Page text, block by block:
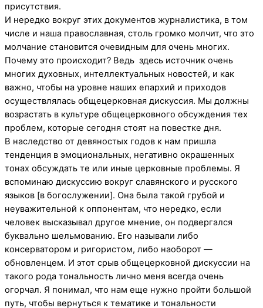
присутствия.
И нередко вокруг этих документов журналистика, в том
числе и наша православная, столь громко молчит, что это
молчание становится очевидным для очень многих.
Почему это происходит? Ведь здесь источник очень
многих духовных, интеллектуальных новостей, и как
важно, чтобы на уровне наших епархий и приходов
осуществлялась общецерковная дискуссия. Мы должны
возрастать в культуре общецерковного обсуждения тех
проблем, которые сегодня стоят на повестке дня.
В наследство от девяностых годов к нам пришла
тенденция в эмоциональных, негативно окрашенных
тонах обсуждать те или иные церковные проблемы. Я
вспоминаю дискуссию вокруг славянского и русского
языков [в богослужении]. Она была такой грубой и
неуважительной к оппонентам, что нередко, если
человек высказывал другое мнение, он подвергался
буквально шельмованию. Его называли либо
консерватором и ригористом, либо наоборот —
обновленцем. И этот срыв общецерковной дискуссии на
такого рода тональность лично меня всегда очень
огорчал. Я понимал, что нам еще нужно пройти большой
путь, чтобы вернуться к тематике и тональности